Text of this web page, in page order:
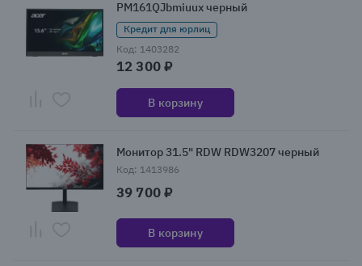
PM161QJbmiuux черный
Кредит для юрлиц
Код: 1403282
12 300 ₽
В корзину
Монитор 31.5" RDW RDW3207 черный
Код: 1413986
39 700 ₽
В корзину